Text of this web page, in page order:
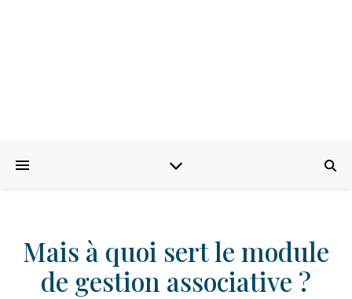
Mais à quoi sert le module
de gestion associative ?